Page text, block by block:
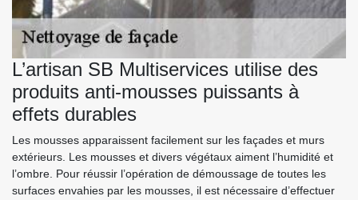
L’artisan SB Multiservices utilise des
produits anti-mousses puissants à
effets durables
Les mousses apparaissent facilement sur les façades et murs
extérieurs. Les mousses et divers végétaux aiment l’humidité et
l’ombre. Pour réussir l’opération de démoussage de toutes les
surfaces envahies par les mousses, il est nécessaire d’effectuer